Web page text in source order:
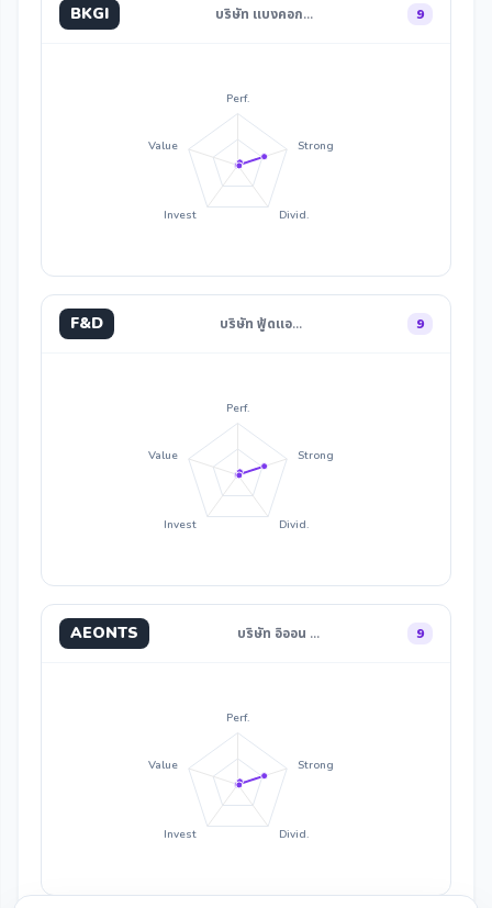
BKGI บริษัท แบงคอก… 9
Perf.
Strong
Divid.
Invest
Value
F&D บริษัท ฟู้ดแอ… 9
Perf.
Strong
Divid.
Invest
Value
AEONTS บริษัท อิออน … 9
Perf.
Strong
Divid.
Invest
Value